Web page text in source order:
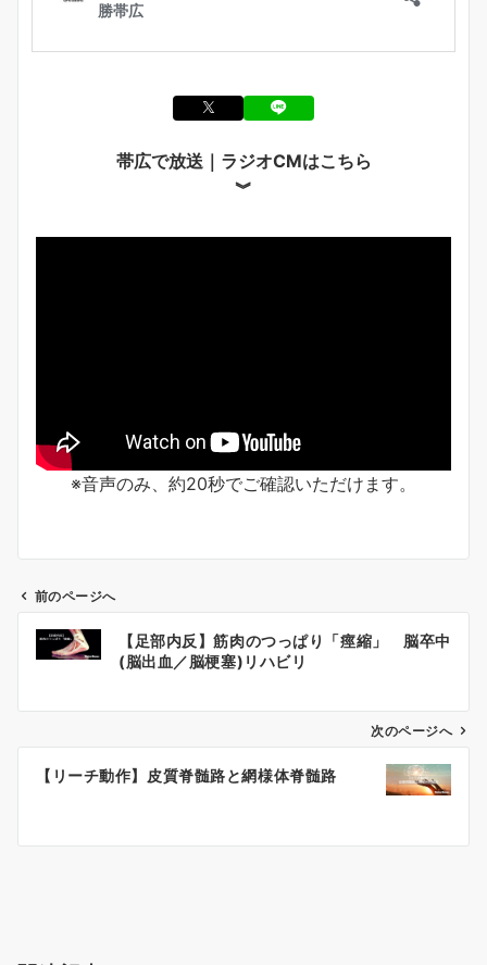
帯広で放送｜ラジオCMはこちら
︾
※音声のみ、約20秒でご確認いただけます。
ナ
ビ
前のページへ
【足部内反】筋肉のつっぱり「痙縮」 脳卒中
(脳出血／脳梗塞)リハビリ
次のページへ
【リーチ動作】皮質脊髄路と網様体脊髄路